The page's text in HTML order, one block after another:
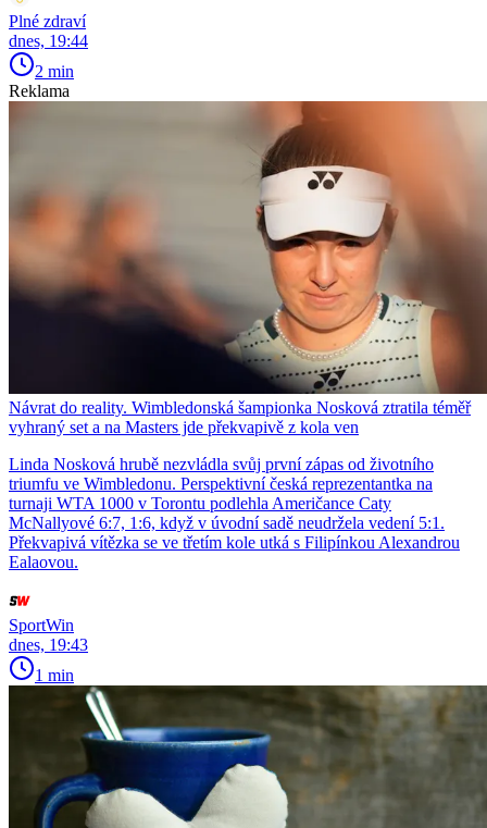
Plné zdraví
dnes, 19:44
2 min
Reklama
Návrat do reality. Wimbledonská šampionka Nosková ztratila téměř
vyhraný set a na Masters jde překvapivě z kola ven
Linda Nosková hrubě nezvládla svůj první zápas od životního
triumfu ve Wimbledonu. Perspektivní česká reprezentantka na
turnaji WTA 1000 v Torontu podlehla Američance Caty
McNallyové 6:7, 1:6, když v úvodní sadě neudržela vedení 5:1.
Překvapivá vítězka se ve třetím kole utká s Filipínkou Alexandrou
Ealaovou.
SportWin
dnes, 19:43
1 min